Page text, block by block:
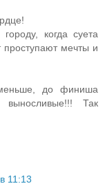
когда суета
проступают мечты и
до финиша
Так
11:13